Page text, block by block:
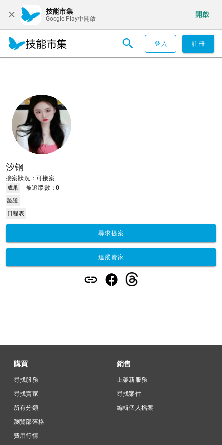
技能市集
Google Play中開啟
開啟
登入 註冊
汐钢
接案狀況：可接案
成果 被追蹤數：0
認證
日程表
尋求提案
追蹤賣家
購買
尋找服務
尋找賣家
所有分類
瀏覽部落格
費用行情
銷售
上架新服務
尋找案件
編輯個人檔案